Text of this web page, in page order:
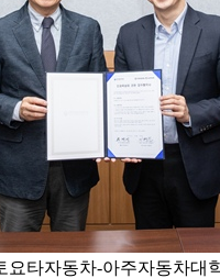
타자동차-아주자동차대